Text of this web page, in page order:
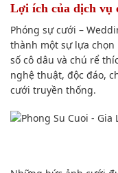
Lợi ích của dịch vụ
Phóng sự cưới –
thành một sự lựa
số cô dâu và chú rể
nghệ thuật, độc đáo,
cưới truyền thống.